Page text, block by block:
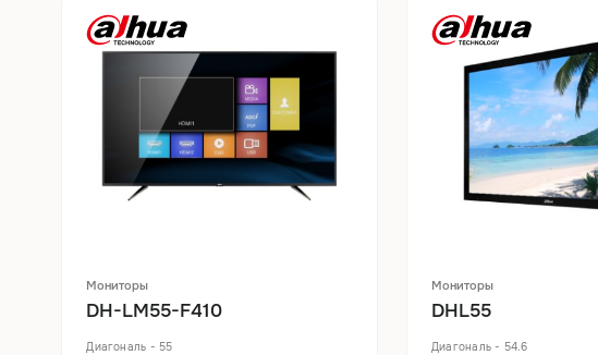
Мониторы
DH-LM55-F410
Диагональ - 55
Мониторы
DHL55
Диагональ - 54.6